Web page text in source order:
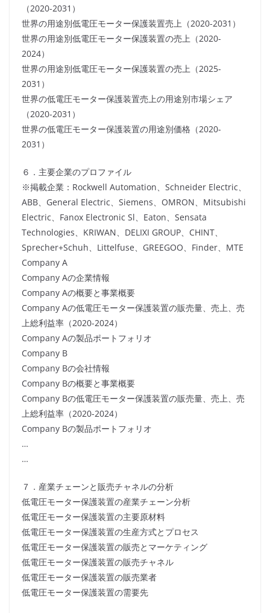
（2020-2031）
世界の用途別低電圧モーター保護装置売上（2020-2031）
世界の用途別低電圧モーター保護装置の売上（2020-
2024）
世界の用途別低電圧モーター保護装置の売上（2025-
2031）
世界の低電圧モーター保護装置売上の用途別市場シェア
（2020-2031）
世界の低電圧モーター保護装置の用途別価格（2020-
2031）
６．主要企業のプロファイル
※掲載企業：Rockwell Automation、Schneider Electric、
ABB、General Electric、Siemens、OMRON、Mitsubishi
Electric、Fanox Electronic Sl、Eaton、Sensata
Technologies、KRIWAN、DELIXI GROUP、CHINT、
Sprecher+Schuh、Littelfuse、GREEGOO、Finder、MTE
Company A
Company Aの企業情報
Company Aの概要と事業概要
Company Aの低電圧モーター保護装置の販売量、売上、売
上総利益率（2020-2024）
Company Aの製品ポートフォリオ
Company B
Company Bの会社情報
Company Bの概要と事業概要
Company Bの低電圧モーター保護装置の販売量、売上、売
上総利益率（2020-2024）
Company Bの製品ポートフォリオ
…
…
７．産業チェーンと販売チャネルの分析
低電圧モーター保護装置の産業チェーン分析
低電圧モーター保護装置の主要原材料
低電圧モーター保護装置の生産方式とプロセス
低電圧モーター保護装置の販売とマーケティング
低電圧モーター保護装置の販売チャネル
低電圧モーター保護装置の販売業者
低電圧モーター保護装置の需要先